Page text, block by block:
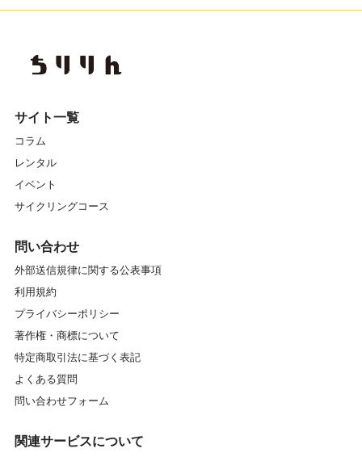
サイト一覧
コラム
レンタル
イベント
サイクリングコース
問い合わせ
外部送信規律に関する公表事項
利用規約
プライバシーポリシー
著作権・商標について
特定商取引法に基づく表記
よくある質問
問い合わせフォーム
関連サービスについて